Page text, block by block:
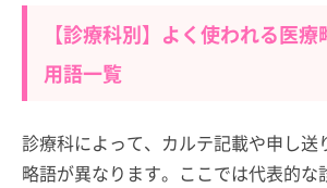
【診療科別】よく使われる医
用語一覧
診療科によって、カルテ記載や申し送
略語が異なります。ここでは代表的な